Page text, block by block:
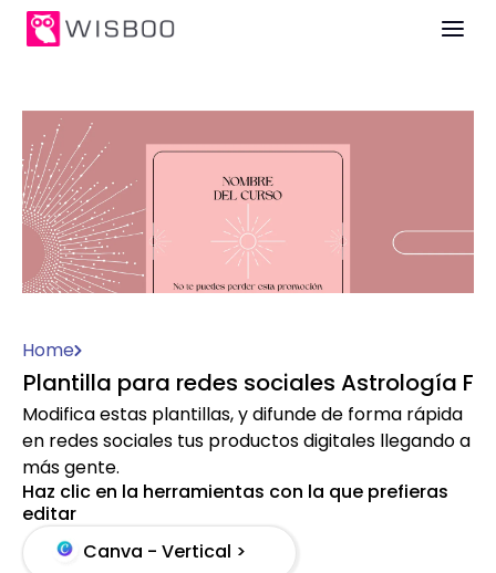
Home
Plantilla para redes sociales Astrología F
Modifica estas plantillas, y difunde de forma rápida
en redes sociales tus productos digitales llegando a
más gente.
Haz clic en la herramientas con la que prefieras
editar
Canva - Vertical >